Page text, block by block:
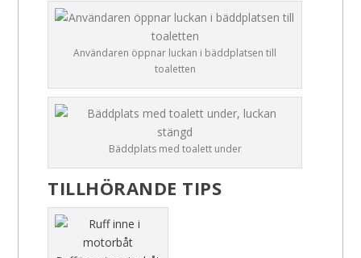
Användaren öppnar luckan i bäddplatsen till
toaletten
Bäddplats med toalett under
TILLHÖRANDE TIPS